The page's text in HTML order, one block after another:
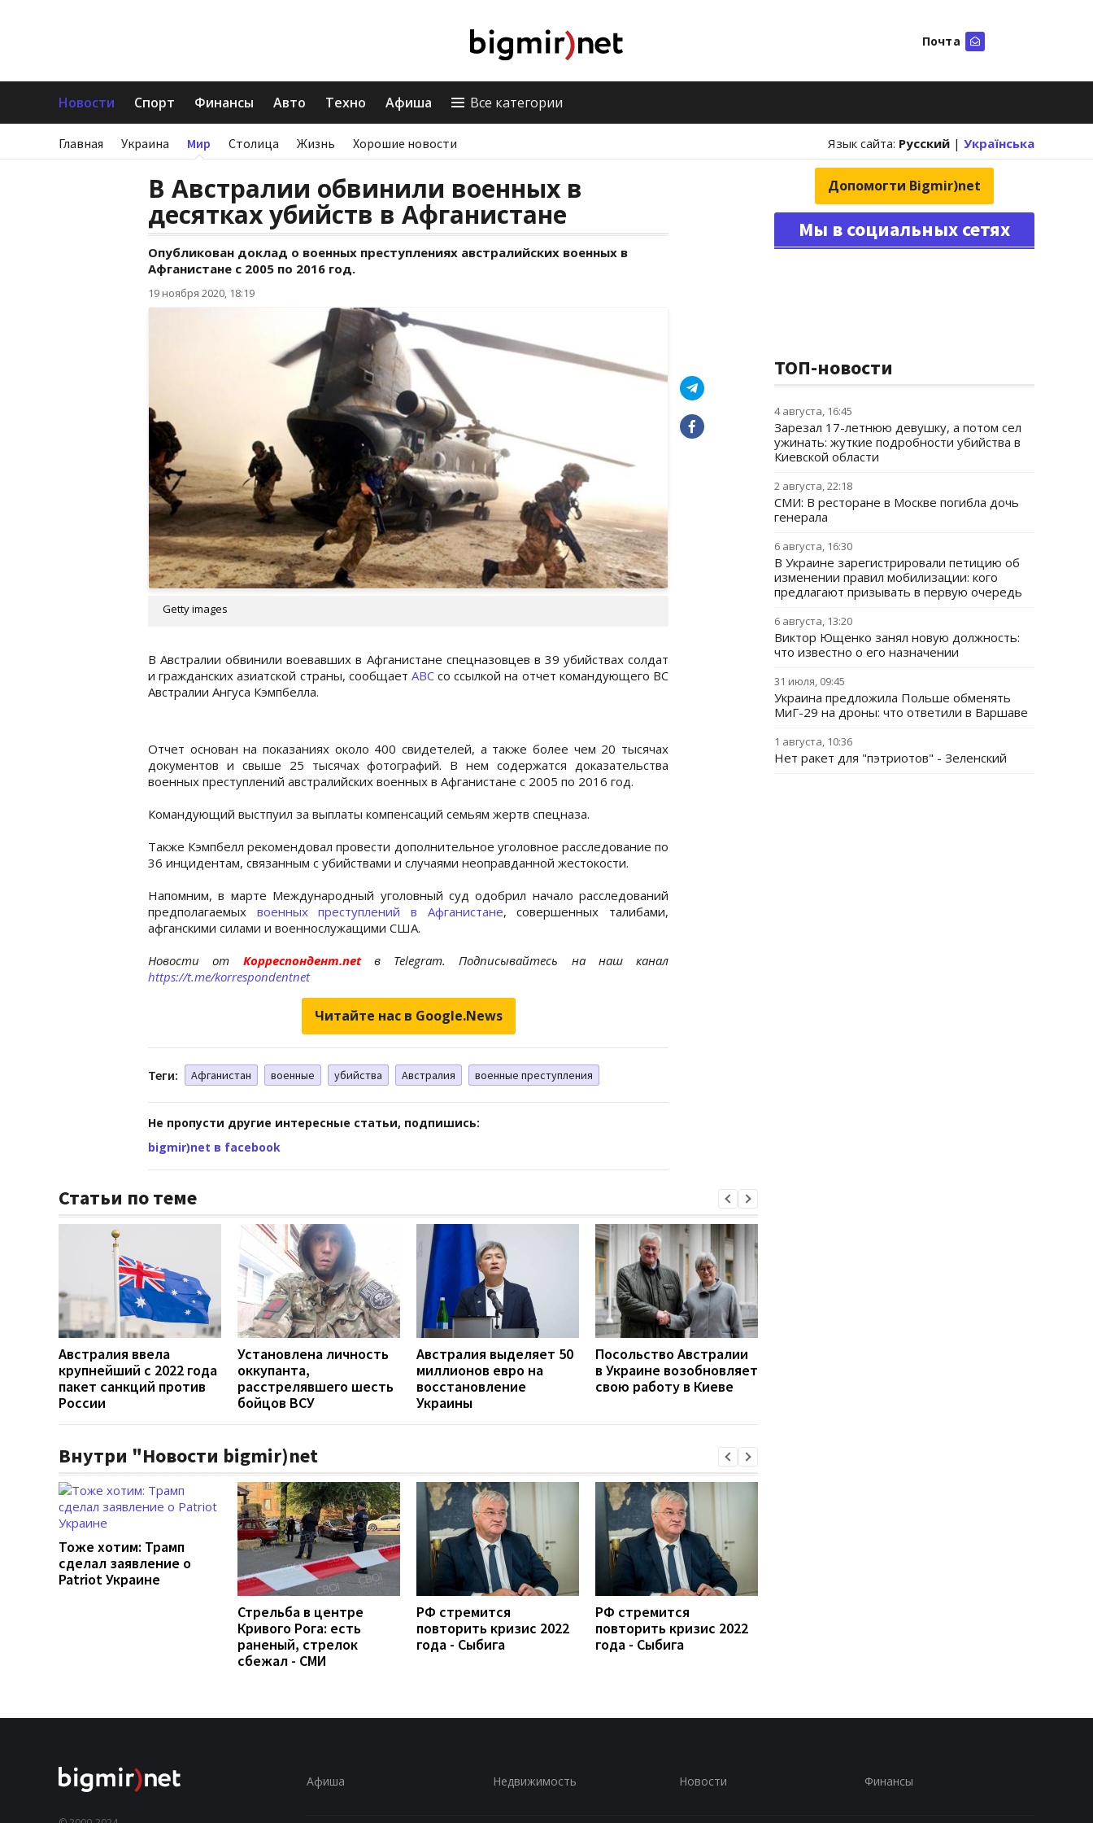
Почта
Новости Спорт Финансы Авто Техно Афиша Все категории
Главная Украина Мир Столица Жизнь Хорошие новости Язык сайта: Русский | Українська
В Австралии обвинили военных в
десятках убийств в Афганистане
Опубликован доклад о военных преступлениях австралийских военных в
Афганистане с 2005 по 2016 год.
19 ноября 2020, 18:19
Getty images
В Австралии обвинили воевавших в Афганистане спецназовцев в 39 убийствах солдат
и гражданских азиатской страны, сообщает ABCсо ссылкой на отчет командующего ВС
Австралии Ангуса Кэмпбелла.
Отчет основан на показаниях около 400 свидетелей, а также более чем 20 тысячах
документов и свыше 25 тысячах фотографий. В нем содержатся доказательства
военных преступлений австралийских военных в Афганистане с 2005 по 2016 год.
Командующий выстпуил за выплаты компенсаций семьям жертв спецназа.
Также Кэмпбелл рекомендовал провести дополнительное уголовное расследование по
36 инцидентам, связанным с убийствами и случаями неоправданной жестокости.
Напомним, в марте Международный уголовный суд одобрил начало расследований
предполагаемых военных преступлений в Афганистане, совершенных талибами,
афганскими силами и военнослужащими США.
Новости от Корреспондент.net в Telegram. Подписывайтесь на наш канал
https://t.me/korrespondentnet
Читайте нас в Google.News
Теги: Афганистан военные убийства Австралия военные преступления
Не пропусти другие интересные статьи, подпишись:
bigmir)net в facebook
Статьи по теме
Австралия ввела
крупнейший с 2022 года
пакет санкций против
России
Установлена личность
оккупанта,
расстрелявшего шесть
бойцов ВСУ
Австралия выделяет 50
миллионов евро на
восстановление
Украины
Посольство Австралии
в Украине возобновляет
свою работу в Киеве
Внутри "Новости bigmir)net
Тоже хотим: Трамп
сделал заявление о
Patriot Украине
Стрельба в центре
Кривого Рога: есть
раненый, стрелок
сбежал - СМИ
РФ стремится
повторить кризис 2022
года - Сыбига
РФ стремится
повторить кризис 2022
года - Сыбига
Допомогти Bigmir)net
Мы в социальных сетях
ТОП-новости
4 августа, 16:45
Зарезал 17-летнюю девушку, а потом сел
ужинать: жуткие подробности убийства в
Киевской области
2 августа, 22:18
СМИ: В ресторане в Москве погибла дочь
генерала
6 августа, 16:30
В Украине зарегистрировали петицию об
изменении правил мобилизации: кого
предлагают призывать в первую очередь
6 августа, 13:20
Виктор Ющенко занял новую должность:
что известно о его назначении
31 июля, 09:45
Украина предложила Польше обменять
МиГ-29 на дроны: что ответили в Варшаве
1 августа, 10:36
Нет ракет для "пэтриотов" - Зеленский
Афиша Недвижимость Новости Финансы